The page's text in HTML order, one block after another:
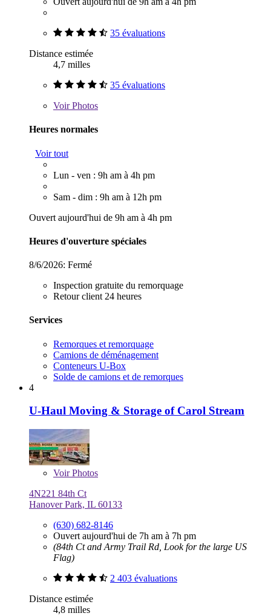
35 évaluations
Distance estimée
4,7 milles
35 évaluations
VoirPhotos
Heures normales
Voir tout
Lun - ven : 9h am à 4h pm
Sam - dim : 9h am à 12h pm
Ouvert aujourd'hui de 9h am à 4h pm
Heures d'ouverture spéciales
8/6/2026: Fermé
Inspection gratuite du remorquage
Retour client 24 heures
Services
Remorques et remorquage
Camions de déménagement
Conteneurs U-Box
Solde de camions et de remorques
4
U-Haul Moving & Storage of Carol Stream
VoirPhotos
4N221 84th Ct
Hanover Park, IL 60133
(630) 682-8146
Ouvert aujourd'hui de 7h am à 7h pm
(84th Ct and Army Trail Rd, Look for the large US
Flag)
2 403 évaluations
Distance estimée
4,8 milles